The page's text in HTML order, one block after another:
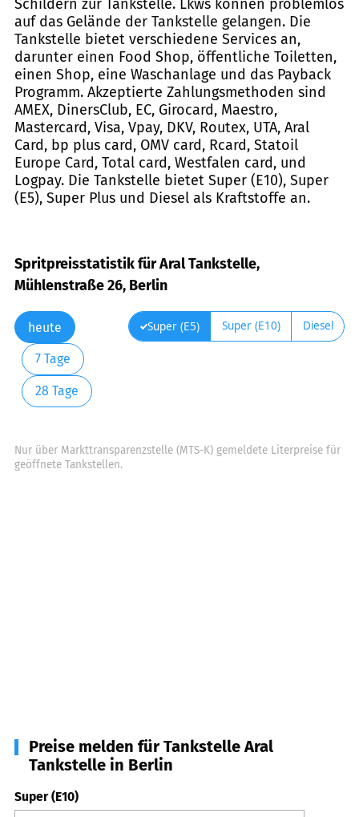
Schildern zur Tankstelle. Lkws können problemlos
auf das Gelände der Tankstelle gelangen. Die
Tankstelle bietet verschiedene Services an,
darunter einen Food Shop, öffentliche Toiletten,
einen Shop, eine Waschanlage und das Payback
Programm. Akzeptierte Zahlungsmethoden sind
AMEX, DinersClub, EC, Girocard, Maestro,
Mastercard, Visa, Vpay, DKV, Routex, UTA, Aral
Card, bp plus card, OMV card, Rcard, Statoil
Europe Card, Total card, Westfalen card, und
Logpay. Die Tankstelle bietet Super (E10), Super
(E5), Super Plus und Diesel als Kraftstoffe an.
Spritpreisstatistik für Aral Tankstelle,
Mühlenstraße 26, Berlin
heute
7 Tage
28 Tage
Super (E5) Super (E10) Diesel
Nur über Markttransparenzstelle (MTS-K) gemeldete Literpreise für
geöffnete Tankstellen.
Preise melden für Tankstelle Aral
Tankstelle in Berlin
Super (E10)